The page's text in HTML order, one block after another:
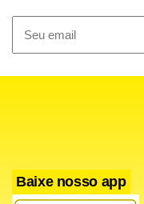
Baixe nosso app